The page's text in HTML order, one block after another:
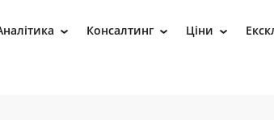
› Консалтинг › Ціни ›